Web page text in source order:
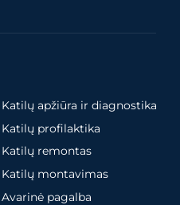
Katilų apžiūra ir diagnostika
Katilų profilaktika
Katilų remontas
Katilų montavimas
Avarinė pagalba